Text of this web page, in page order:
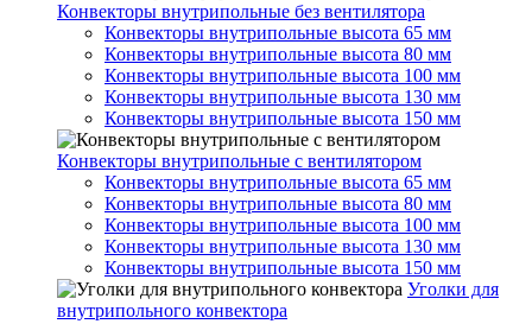
Конвекторы внутрипольные без вентилятора
Конвекторы внутрипольные высота 65 мм
Конвекторы внутрипольные высота 80 мм
Конвекторы внутрипольные высота 100 мм
Конвекторы внутрипольные высота 130 мм
Конвекторы внутрипольные высота 150 мм
Конвекторы внутрипольные с вентилятором
Конвекторы внутрипольные высота 65 мм
Конвекторы внутрипольные высота 80 мм
Конвекторы внутрипольные высота 100 мм
Конвекторы внутрипольные высота 130 мм
Конвекторы внутрипольные высота 150 мм
Уголки для
внутрипольного конвектора